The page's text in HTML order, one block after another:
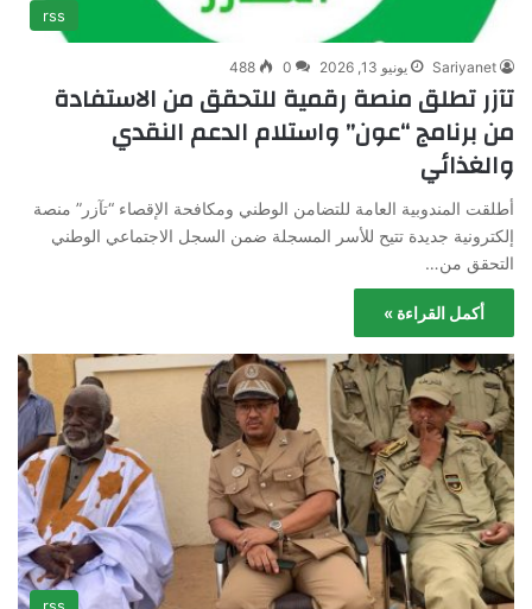
rss
Sariyanet يونيو 13, 2026 0
488
تآزر تطلق منصة رقمية للتحقق من الاستفادة
من برنامج “عون” واستلام الدعم النقدي
والغذائي
أطلقت المندوبية العامة للتضامن الوطني ومكافحة الإقصاء “تآزر” منصة
إلكترونية جديدة تتيح للأسر المسجلة ضمن السجل الاجتماعي الوطني
التحقق من…
أكمل القراءة »